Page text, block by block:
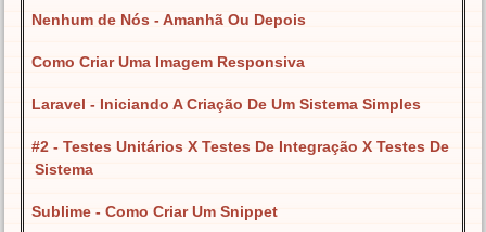
Nenhum de Nós - Amanhã Ou Depois
Como Criar Uma Imagem Responsiva
Laravel - Iniciando A Criação De Um Sistema Simples
#2 - Testes Unitários X Testes De Integração X Testes De
Sistema
Sublime - Como Criar Um Snippet